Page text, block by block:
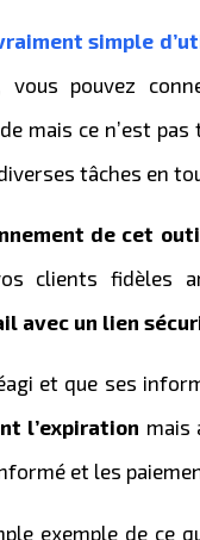
simple
pouvez
mais ce n’est
tâches en
de cet
clients fidèles
avec un lien
et que ses
l’expiration mais
et les
exemple de ce